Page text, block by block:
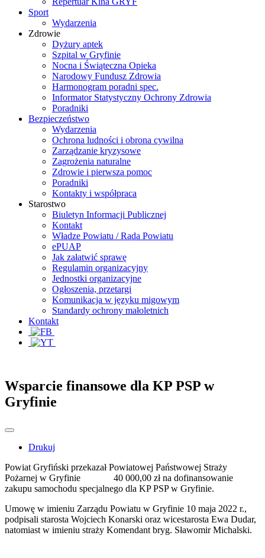
Sport
Wydarzenia
Zdrowie
Dyżury aptek
Szpital w Gryfinie
Nocna i Świąteczna Opieka
Narodowy Fundusz Zdrowia
Harmonogram poradni spec.
Informator Statystyczny Ochrony Zdrowia
Poradniki
Bezpieczeństwo
Wydarzenia
Ochrona ludności i obrona cywilna
Zarządzanie kryzysowe
Zagrożenia naturalne
Zdrowie i pierwsza pomoc
Poradniki
Kontakty i współpraca
Starostwo
Biuletyn Informacji Publicznej
Kontakt
Władze Powiatu / Rada Powiatu
ePUAP
Jak załatwić sprawę
Regulamin organizacyjny
Jednostki organizacyjne
Ogłoszenia, przetargi
Komunikacja w języku migowym
Standardy ochrony małoletnich
Kontakt
Wsparcie finansowe dla KP PSP w
Gryfinie
Drukuj
Powiat Gryfiński przekazał Powiatowej Państwowej Straży
Pożarnej w Gryfinie 40 000,00 zł na dofinansowanie
zakupu samochodu specjalnego dla KP PSP w Gryfinie.
Umowę w imieniu Zarządu Powiatu w Gryfinie 10 maja 2022 r.,
podpisali starosta Wojciech Konarski oraz wicestarosta Ewa Dudar,
natomiast w imieniu straży Komendant bryg. Sławomir Michalski.